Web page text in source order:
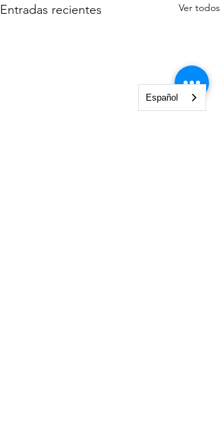
Entradas recientes Ver todos
Español